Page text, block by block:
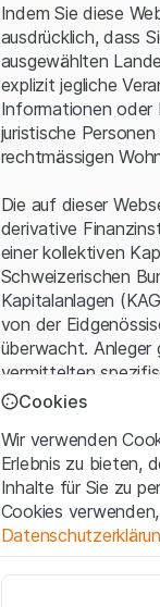
Indem Sie diese
ausdrücklich, dass
ausgewählten
explizit jegliche
Informationen oder
juristische
rechtmässigen
Die auf dieser
derivative
einer kollektiven
Schweizerischen
Kapitalanlagen
von der
überwacht. Anleger
vermittelten
Mit dem Zugriff auf
(die "Website")
Informationen und
Wenn Sie mit den
Cookies
Wir verwenden
Erlebnis zu bieten,
Inhalte für Sie zu
Cookies
Diese Cookies sind